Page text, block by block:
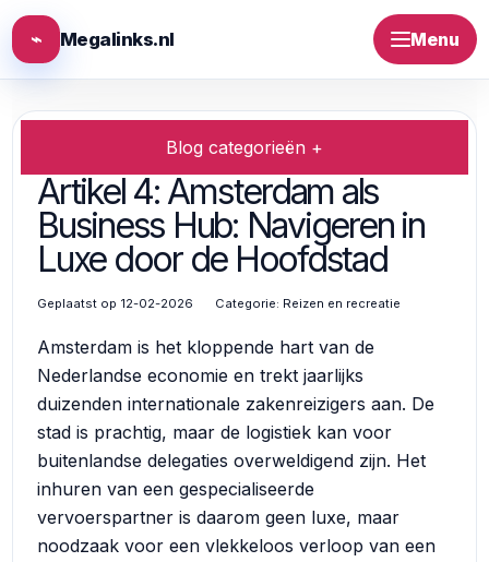
⌁ Megalinks.nl Menu
Blog categorieën +
Artikel 4: Amsterdam als
Business Hub: Navigeren in
Luxe door de Hoofdstad
Geplaatst op 12-02-2026 Categorie: Reizen en recreatie
Amsterdam is het kloppende hart van de
Nederlandse economie en trekt jaarlijks
duizenden internationale zakenreizigers aan. De
stad is prachtig, maar de logistiek kan voor
buitenlandse delegaties overweldigend zijn. Het
inhuren van een gespecialiseerde
vervoerspartner is daarom geen luxe, maar
noodzaak voor een vlekkeloos verloop van een